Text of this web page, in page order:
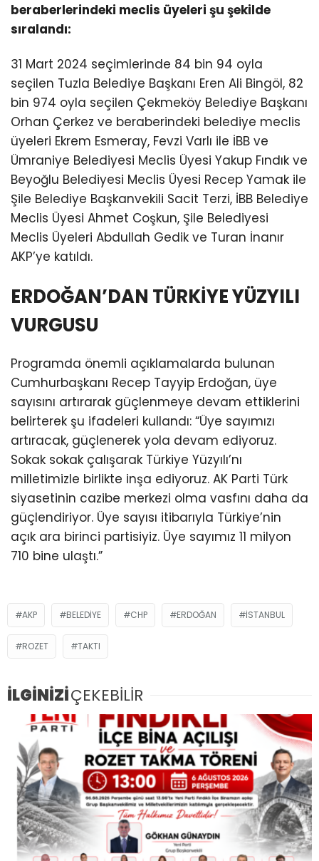
beraberlerindeki meclis üyeleri şu şekilde
sıralandı:
31 Mart 2024 seçimlerinde 84 bin 94 oyla
seçilen Tuzla Belediye Başkanı Eren Ali Bingöl, 82
bin 974 oyla seçilen Çekmeköy Belediye Başkanı
Orhan Çerkez ve beraberindeki belediye meclis
üyeleri Ekrem Esmeray, Fevzi Varlı ile İBB ve
Ümraniye Belediyesi Meclis Üyesi Yakup Fındık ve
Beyoğlu Belediyesi Meclis Üyesi Recep Yamak ile
Şile Belediye Başkanvekili Sacit Terzi, İBB Belediye
Meclis Üyesi Ahmet Coşkun, Şile Belediyesi
Meclis Üyeleri Abdullah Gedik ve Turan İnanır
AKP’ye katıldı.
ERDOĞAN’DAN TÜRKİYE YÜZYILI
VURGUSU
Programda önemli açıklamalarda bulunan
Cumhurbaşkanı Recep Tayyip Erdoğan, üye
sayısını artırarak güçlenmeye devam ettiklerini
belirterek şu ifadeleri kullandı: “Üye sayımızı
artıracak, güçlenerek yola devam ediyoruz.
Sokak sokak çalışarak Türkiye Yüzyılı’nı
milletimizle birlikte inşa ediyoruz. AK Parti Türk
siyasetinin cazibe merkezi olma vasfını daha da
güçlendiriyor. Üye sayısı itibarıyla Türkiye’nin
açık ara birinci partisiyiz. Üye sayımız 11 milyon
710 bine ulaştı.”
AKP BELEDIYE CHP ERDOĞAN ISTANBUL
ROZET TAKTI
İLGİNİZİÇEKEBİLİR